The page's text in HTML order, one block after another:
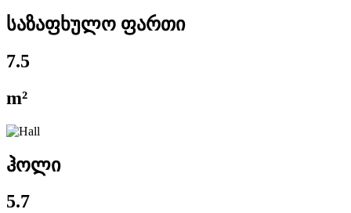
საზაფხულო ფართი
7.5
m²
ჰოლი
5.7